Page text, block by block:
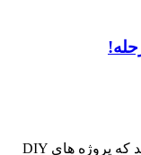
اگر به طراحی خانه خود علاقه دارید، می دانید که پروژه های DIY